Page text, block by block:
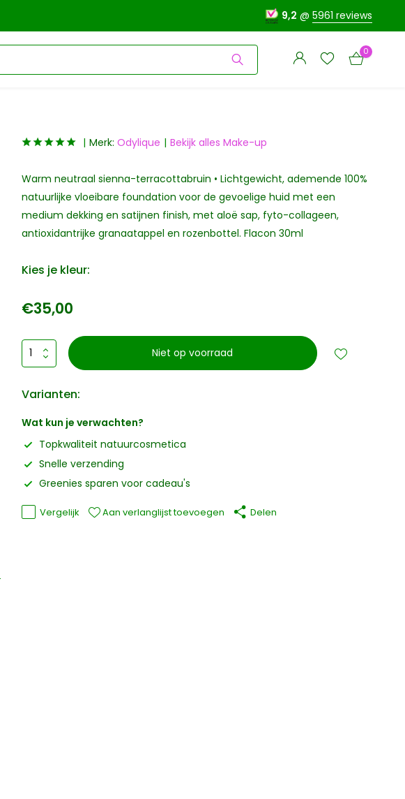
9,2 @ 5961 reviews
Account
aanmaken
Account
aanmaken
0
Merk: Odylique Bekijk alles Make-up
Warm neutraal sienna-terracottabruin • Lichtgewicht, ademende 100%
natuurlijke vloeibare foundation voor de gevoelige huid met een
medium dekking en satijnen finish, met aloë sap, fyto-collageen,
antioxidantrijke granaatappel en rozenbottel. Flacon 30ml
Kies je kleur:
€35,00
Niet op voorraad
Varianten:
Wat kun je verwachten?
Topkwaliteit natuurcosmetica
Snelle verzending
Greenies sparen voor cadeau's
Vergelijk Aan verlanglijst toevoegen Delen